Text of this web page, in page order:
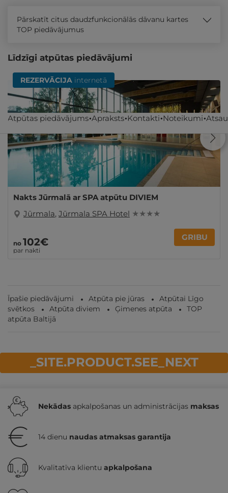
Atpūtas piedāvājums Apraksts Kontakti Noteikumi
Pārskatīt citus daudzfunkcionālās dāvanu kartes
TOP piedāvājumus
Līdzīgi atpūtas piedāvājumi
REZERVĀCIJA internetā
Nakts Jūrmalā ar SPA atpūtu DIVIEM
Jūrmala, Jūrmala SPA Hotel ★ ★ ★ ★
no 102€
par nakti
GRIBU
Īpašie piedāvājumi Atpūta pie jūras
Atpūtai Līgo
svētkos
Atpūta diviem Ģimenes atpūta
TOP
atpūta Baltijā
_SITE.PRODUCT.SEE_NEXT
Nekādas apkalpošanas un administrācijas maksas
14 dienu naudas atmaksas garantija
Kvalitatīva klientu apkalpošana